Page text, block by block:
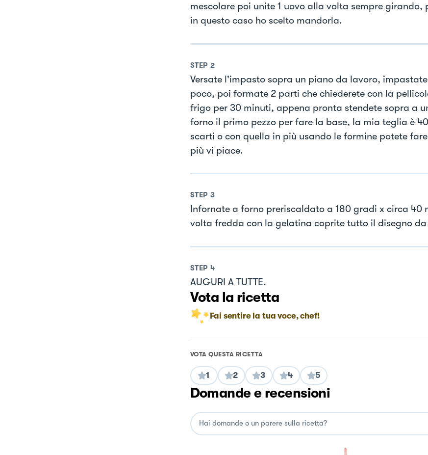
mescolare poi unite 1 uovo alla volta sempre
in questo caso ho scelto mandorla.
STEP 2
Versate l'impasto sopra un piano da lavoro,
poco, poi formate 2 parti che chiederete con la
frigo per 30 minuti, appena pronta stendete sopra a
forno il primo pezzo per fare la base, la mia teglia è
scarti o con quella in più usando le formine potete
più vi piace.
STEP 3
Infornate a forno preriscaldato a 180 gradi x circa 40
volta fredda con la gelatina coprite tutto il disegno
STEP 4
AUGURI A TUTTE.
Vota la ricetta
Fai sentire la tua voce, chef!
VOTA QUESTA RICETTA
1 2 3 4 5
Domande e recensioni